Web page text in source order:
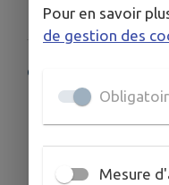
COORDONNÉES
1 bis rue Maxime
05 56 71 13 04
Pour en savoir
de gestion des
Mesure